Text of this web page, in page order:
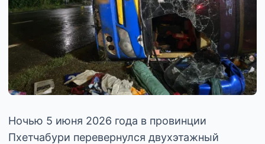
Ночью 5 июня 2026 года в провинции
Пхетчабури перевернулся двухэтажный